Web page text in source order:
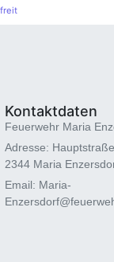
Kontaktdaten
Feuerwehr Maria
Adresse:
2344 Maria
Email: Maria-